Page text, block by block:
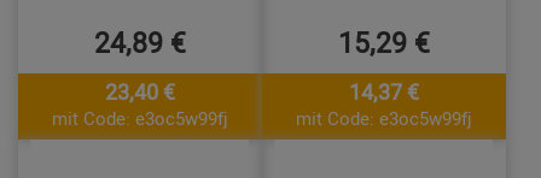
24,89 €
23,40 €
mit Code: e3oc5w99fj
15,29 €
14,37 €
mit Code: e3oc5w99fj